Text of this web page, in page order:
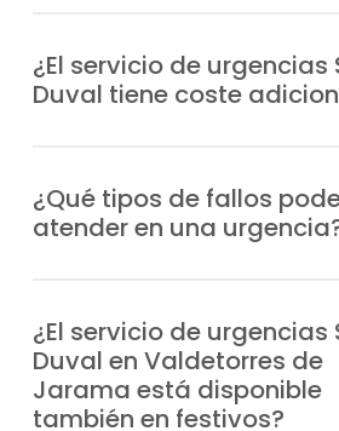
estratégicamente
tu ubicación en
dependiendo de la zona.
¿El servicio de urgencias
Duval tiene coste
prioritaria fuera de horario
servicio de urgencias tiene
¿Qué tipos de fallos
atender en una
encendido y fugas, hasta
presión, bloqueos o errores
funcionamiento en
¿El servicio de urgencias
Duval en Valdetorres de
Jarama está disponible
también en festivos?